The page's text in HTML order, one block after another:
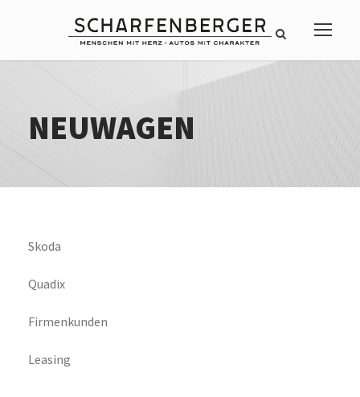
NEUWAGEN
Skoda
Quadix
Firmenkunden
Leasing